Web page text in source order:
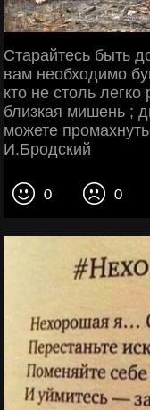
Старайтесь быть
вам необходимо
кто не столь
близкая мишень ;
можете
И.Бродский
0 0